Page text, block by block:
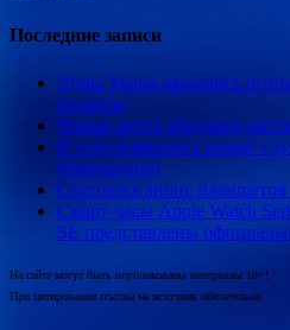
Последние записи
Луны Урана оказались
планеты
Новые места обитания
В сети появились новые
[Обновлено]
Состоялся анонс
Смарт-часы Apple Watch
SE представлены
На сайте могут быть опубликованы материалы 18+!
При цитировании ссылка на источник обязательна.